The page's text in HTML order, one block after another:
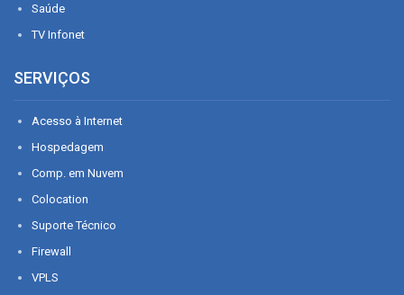
Saúde
TV Infonet
SERVIÇOS
Acesso à Internet
Hospedagem
Comp. em Nuvem
Colocation
Suporte Técnico
Firewall
VPLS